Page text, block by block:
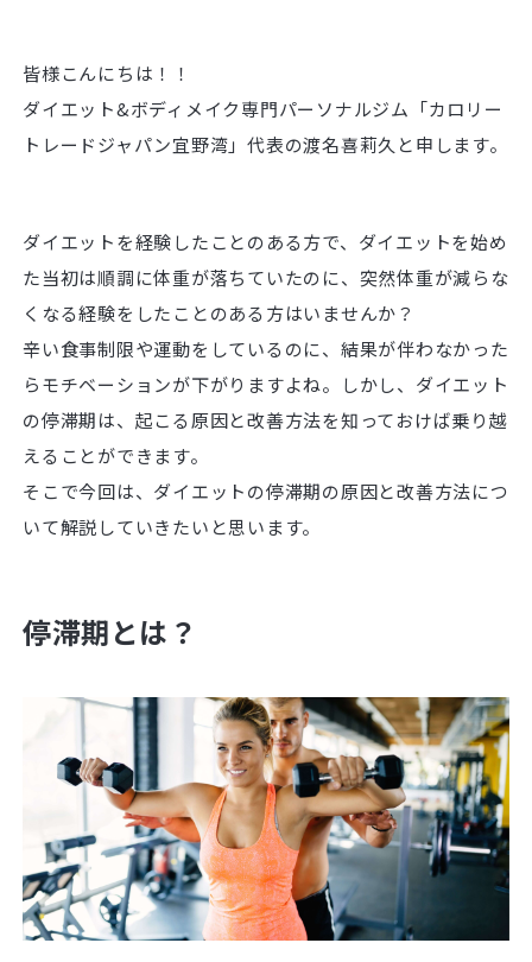
皆様こんにちは！！
ダイエット&ボディメイク専門パーソナルジム「カロリー
トレードジャパン宜野湾」代表の渡名喜莉久と申します。
ダイエットを経験したことのある方で、ダイエットを始め
た当初は順調に体重が落ちていたのに、突然体重が減らな
くなる経験をしたことのある方はいませんか？
辛い食事制限や運動をしているのに、結果が伴わなかった
らモチベーションが下がりますよね。しかし、ダイエット
の停滞期は、起こる原因と改善方法を知っておけば乗り越
えることができます。
そこで今回は、ダイエットの停滞期の原因と改善方法につ
いて解説していきたいと思います。
停滞期とは？